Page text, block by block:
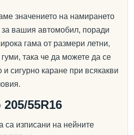
значението на намирането
за вашия автомобил, поради
гама от размери летни,
така че да можете да се
и сигурно каране при всякакви
55R16
са изписани на нейните